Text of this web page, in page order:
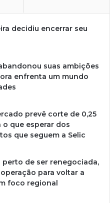
decidiu encerrar seu
suas ambições
enfrenta um mundo
prevê corte de 0,25
o que esperar dos
que seguem a Selic
perto de ser renegociada,
operação para voltar a
foco regional